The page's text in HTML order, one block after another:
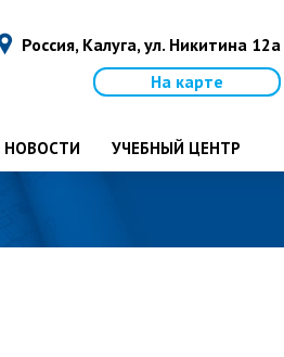
Россия, Калуга, ул. Никитина 12а
На карте
НОВОСТИ УЧЕБНЫЙ ЦЕНТР